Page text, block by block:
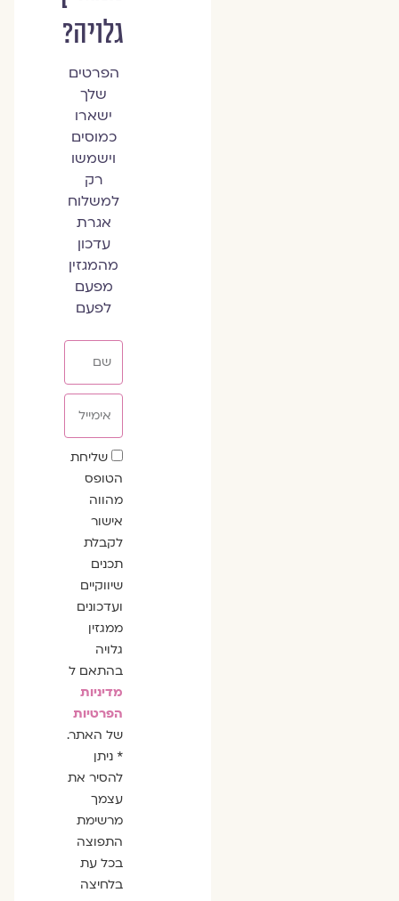
גלויה?
הפרטים
שלך
ישארו
כמוסים
וישמשו
רק
למשלוח
אגרת
עדכון
מהמגזין
מפעם
לפעם
שדה
הסכמה
שליחת
הטופס
מהווה
אישור
לקבלת
תכנים
שיווקיים
ועדכונים
ממגזין
גלויה
בהתאם ל
מדיניות
הפרטיות
של האתר.
* ניתן
להסיר את
עצמך
מרשימת
התפוצה
בכל עת
בלחיצה